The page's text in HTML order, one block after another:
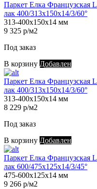
Паркет Елка Французская
лак 400/313х150х14/3/60°
313-400х150х14 мм
9 325 р/м2
Под заказ
В корзину Добавлен
Паркет Елка Французская
лак 400/313х150х14/3/60°
313-400х150х14 мм
8 229 р/м2
Под заказ
В корзину Добавлен
Паркет Елка Французская
лак 600/475х125х14/3/45°
475-600х125х14 мм
9 266 р/м2